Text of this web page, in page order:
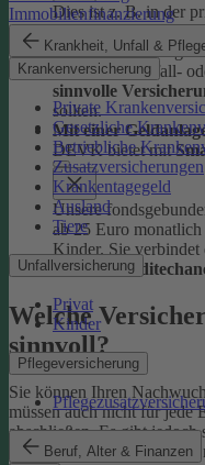
Immobilienfinanzierung
Krankheit, Unfall &
Krankenversicherung
Private
Gesetzliche
Betriebliche
Zusatzversicherungen
Krankentagegeld
Ausland
Tiere
Unfallversicherung
Privat
Kinder
Pflegeversicherung
Beruf, Alter & Finanzen
Dies ist z. B. in der
Berufsstart benötigt
Ob Kinder-Unfall-
sinnvolle
sollten.
Mit einer
DEVK bietet mit
Unsere
ab 25 Euro
Kinder. Sie verbindet
mit den
Welche
sinnvoll?
Sie können Ihren
müssen auch nicht für jede
abschließen. Es gibt
über die Sie sich